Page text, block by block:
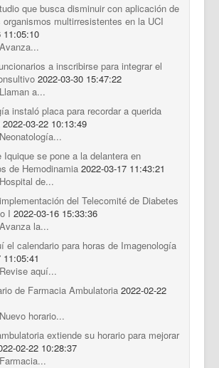
que busca disminuir con aplicación de
organismos multirresistentes en la UCI
11:05:10
a inscribirse para integrar el
2022-03-30 15:47:22
a...
instaló placa para recordar a querida
2022-03-22 10:13:49
Iquique se pone a la delantera en
de Hemodinamia 2022-03-17 11:43:21
de...
del Telecomité de Diabetes
I 2022-03-16 15:33:36
la...
el calendario para horas de Imagenología
11:05:41
aquí...
de Farmacia Ambulatoria 2022-02-22
horario...
extiende su horario para mejorar
02-22 10:28:37